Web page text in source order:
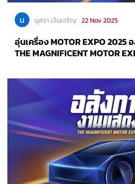
น นุสรา เงินเจริญ 22 Nov 2025
อุ่นเครื่อง MOTOR EXPO 2025
THE MAGNIFICENT MOTOR